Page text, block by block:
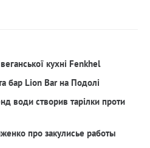
кухні Fenkhel
бар Lion Bar на Подолі
води створив тарілки проти
про закулисье работы